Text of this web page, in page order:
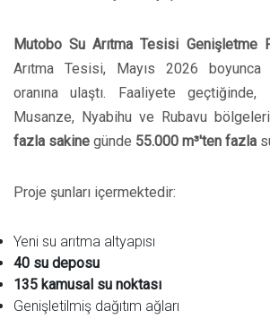
Mutobo Su Arıtma Tesisi Genişletme
Arıtma Tesisi, Mayıs 2026 boyunca
oranına ulaştı. Faaliyete
Musanze, Nyabihu ve Rubavu
fazla sakine günde 55.000 m³'ten fazla
Proje şunları içermektedir:
Yeni su arıtma altyapısı
40 su deposu
135 kamusal su noktası
Genişletilmiş dağıtım ağları